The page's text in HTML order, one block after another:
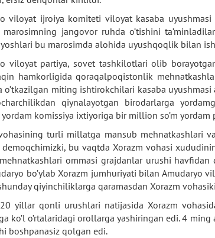
viloyat ijroiya komiteti viloyat kasaba
jangovor ruhda o’tishini
bu marosimda alohida uyushqoqlik bilan
viloyat partiya, sovet tashkilotlari olib
hamkorligida qoraqalpoqistonlik
o’tkazilgan miting ishtirokchilari kasaba
qiynalayotgan birodarlarga
yordam komissiya ixtiyoriga bir million so’m
turli millatga mansub mehnatkashlari
demoqchimizki, bu vaqtda Xorazm vohasi
ommasi grajdanlar urushi
bo’ylab Xorazm jumhuriyati bilan Amudaryo
qiyinchiliklarga qaramasdan Xorazm
yillar qonli urushlari natijasida Xorazm
ko’l o’rtalaridagi orollarga yashiringan edi. 4
boshpanasiz qolgan edi.